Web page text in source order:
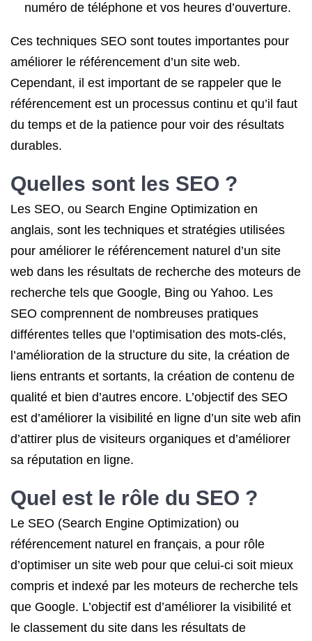
numéro de téléphone et vos heures d’ouverture.
Ces techniques SEO sont toutes importantes pour
améliorer le référencement d’un site web.
Cependant, il est important de se rappeler que le
référencement est un processus continu et qu’il faut
du temps et de la patience pour voir des résultats
durables.
Quelles sont les SEO ?
Les SEO, ou Search Engine Optimization en
anglais, sont les techniques et stratégies utilisées
pour améliorer le référencement naturel d’un site
web dans les résultats de recherche des moteurs de
recherche tels que Google, Bing ou Yahoo. Les
SEO comprennent de nombreuses pratiques
différentes telles que l’optimisation des mots-clés,
l’amélioration de la structure du site, la création de
liens entrants et sortants, la création de contenu de
qualité et bien d’autres encore. L’objectif des SEO
est d’améliorer la visibilité en ligne d’un site web afin
d’attirer plus de visiteurs organiques et d’améliorer
sa réputation en ligne.
Quel est le rôle du SEO ?
Le SEO (Search Engine Optimization) ou
référencement naturel en français, a pour rôle
d’optimiser un site web pour que celui-ci soit mieux
compris et indexé par les moteurs de recherche tels
que Google. L’objectif est d’améliorer la visibilité et
le classement du site dans les résultats de